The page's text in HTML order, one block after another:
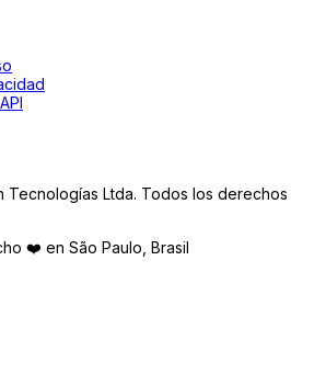
Tecnologías Ltda. Todos los derechos
❤️ en São Paulo, Brasil